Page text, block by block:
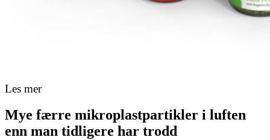
Les mer
Mye færre mikroplastpartikler i luften
enn man tidligere har trodd